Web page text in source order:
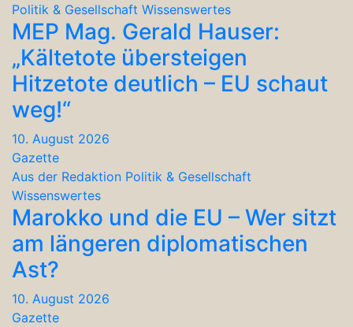
Politik & Gesellschaft Wissenswertes
MEP Mag. Gerald Hauser:
„Kältetote übersteigen
Hitzetote deutlich – EU schaut
weg!“
10. August 2026
Gazette
Aus der Redaktion Politik & Gesellschaft
Wissenswertes
Marokko und die EU – Wer sitzt
am längeren diplomatischen
Ast?
10. August 2026
Gazette